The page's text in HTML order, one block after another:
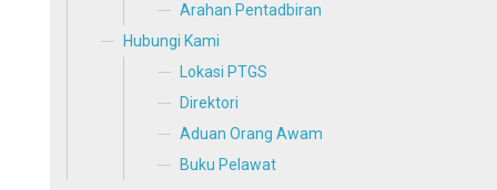
Arahan Pentadbiran
Hubungi Kami
Lokasi PTGS
Direktori
Aduan Orang Awam
Buku Pelawat